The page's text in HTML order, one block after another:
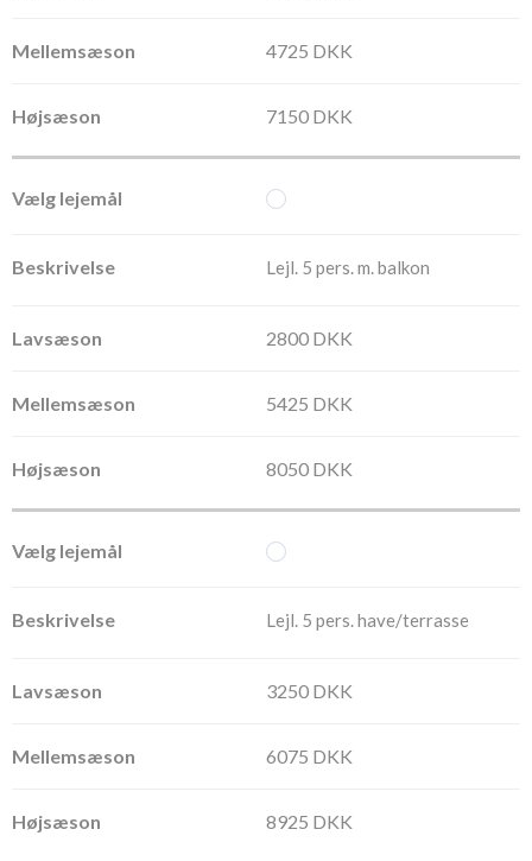
4725 DKK
7150 DKK
Lejl. 5 pers. m. balkon
2800 DKK
5425 DKK
8050 DKK
Lejl. 5 pers. have/terrasse
3250 DKK
6075 DKK
8925 DKK